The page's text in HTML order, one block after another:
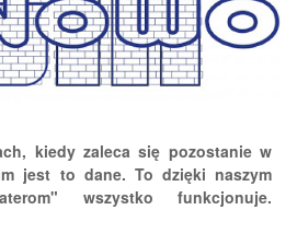
kiedy zaleca się pozostanie w
jest to dane. To dzięki naszym
wszystko funkcjonuje.